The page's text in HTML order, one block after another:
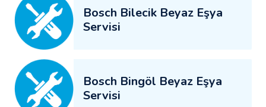
Bosch Bilecik Beyaz Eşya
Servisi
Bosch Bingöl Beyaz Eşya
Servisi